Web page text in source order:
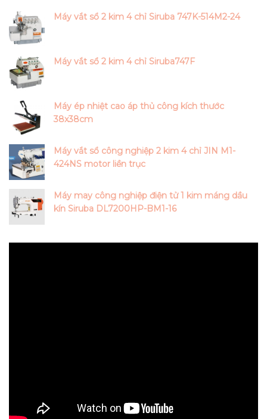
Máy vắt sổ 2 kim 4 chỉ Siruba 747K-514M2-24
Máy vắt sổ 2 kim 4 chỉ Siruba747F
Máy ép nhiệt cao áp thủ công kích thước
38x38cm
Máy vắt sổ công nghiệp 2 kim 4 chỉ JIN M1-
424NS motor liền trục
Máy may công nghiệp điện tử 1 kim máng dầu
kín Siruba DL7200HP-BM1-16